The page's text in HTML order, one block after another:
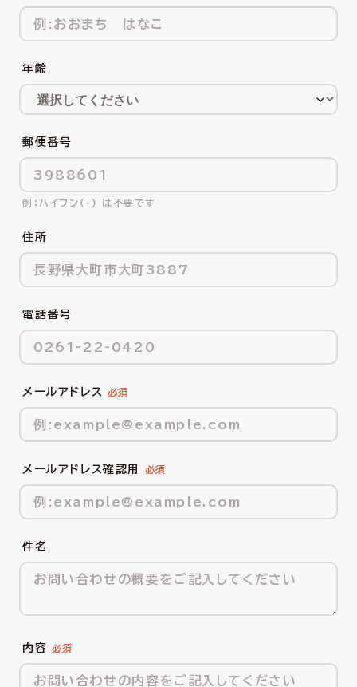
年齢
郵便番号
ハイフン(-) は不要です
住所
電話番号
メールアドレス
メールアドレス確認用
件名
内容